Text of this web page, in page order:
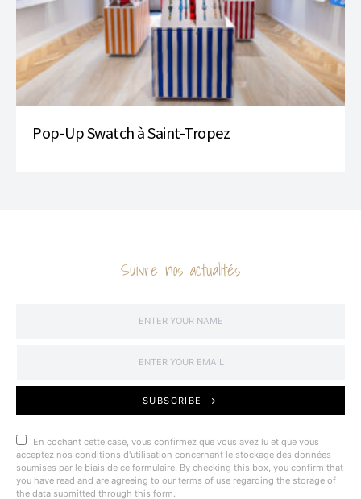
Pop-Up Swatch à Saint-Tropez
Suivre nos actualités
SUBSCRIBE
En cochant cette case, vous confirmez que vous avez lu et que vous
acceptez nos conditions d'utilisation concernant le stockage des données
soumises par le biais de ce formulaire. By checking this box, you confirm that
you have read and are agreeing to our terms of use regarding the storage of
the data submitted through this form.